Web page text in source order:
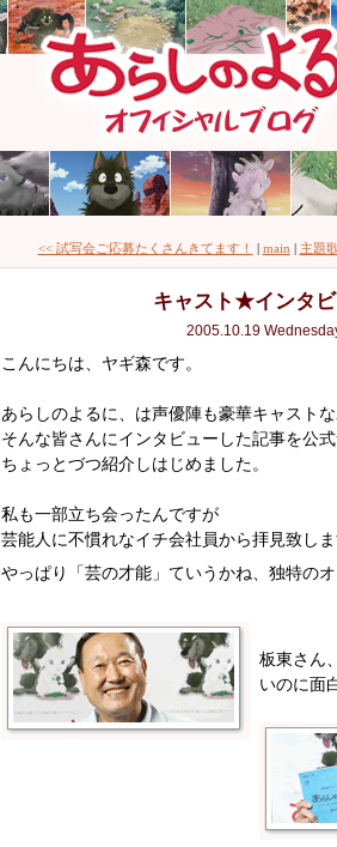
<< 試写会ご応募たくさんきてます！ | main | 主題
キャスト★インタ
2005.10.19
こんにちは、ヤギ森です。
あらしのよるに、は声優陣も豪華キャスト
そんな皆さんにインタビューした記事を公
ちょっとづつ紹介しはじめました。
私も一部立ち会ったんですが
芸能人に不慣れなイチ会社員から拝見致し
やっぱり「芸の才能」ていうかね、独特の
板東さん
いのに面